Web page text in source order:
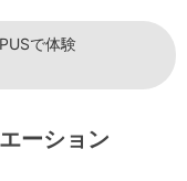
で体験
ーション